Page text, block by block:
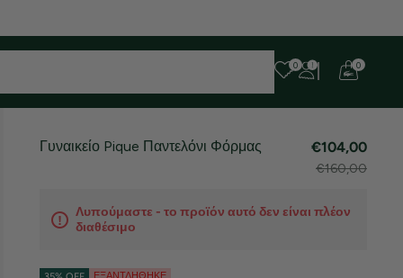
για την υπομονή σας!
0 0
Γυναικείο Pique Παντελόνι Φόρμας €104,00
€160,00
Λυπούμαστε - το προϊόν αυτό δεν είναι πλέον
διαθέσιμο
ΕΞΑΝΤΛΉΘΗΚΕ